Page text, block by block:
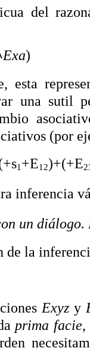
del
Exa)
esta
una sutil
(por
1 +E12)+(+E
inferencia
un
de la
Exyz y
prima facie,